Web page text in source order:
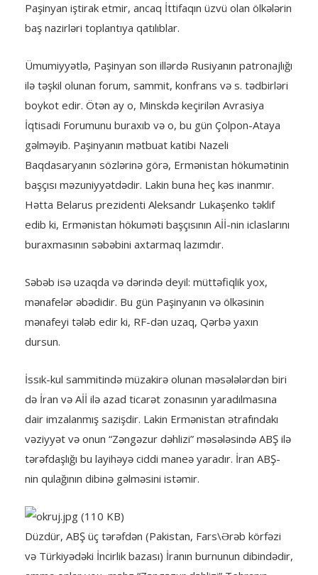
Paşinyan iştirak etmir, ancaq İttifaqın üzvü olan ölkələrin
baş nazirləri toplantıya qatılıblar.
Ümumiyyətlə, Paşinyan son illərdə Rusiyanın patronajlığı
ilə təşkil olunan forum, sammit, konfrans və s. tədbirləri
boykot edir. Ötən ay o, Minskdə keçirilən Avrasiya
İqtisadi Forumunu buraxıb və o, bu gün Çolpon-Ataya
gəlməyib. Paşinyanın mətbuat katibi Nazeli
Baqdasaryanın sözlərinə görə, Ermənistan hökumətinin
başçısı məzuniyyətdədir. Lakin buna heç kəs inanmır.
Hətta Belarus prezidenti Aleksandr Lukaşenko təklif
edib ki, Ermənistan hökuməti başçısının Aİİ-nin iclaslarını
buraxmasının səbəbini axtarmaq lazımdır.
Səbəb isə uzaqda və dərində deyil: müttəfiqlik yox,
mənafelər əbədidir. Bu gün Paşinyanın və ölkəsinin
mənafeyi tələb edir ki, RF-dən uzaq, Qərbə yaxın
dursun.
İssık-kul sammitində müzakirə olunan məsələlərdən biri
də İran və Aİİ ilə azad ticarət zonasının yaradılmasına
dair imzalanmış sazişdir. Lakin Ermənistan ətrafındakı
vəziyyət və onun “Zəngəzur dəhlizi” məsələsində ABŞ ilə
tərəfdaşlığı bu layihəyə ciddi maneə yaradır. İran ABŞ-
nin qulağının dibinə gəlməsini istəmir.
Düzdür, ABŞ üç tərəfdən (Pakistan, Fars\Ərəb körfəzi
və Türkiyədəki İncirlik bazası) İranın burnunun dibindədir,